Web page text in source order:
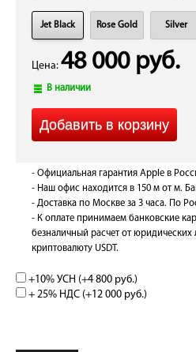
Jet Black Rose Gold Silver
Цена: 48 000 руб.
В наличии
- Официальная гарантия Apple в
- Наш офис находится в 150 м от м.
- Доставка по Москве за 3 часа. По
- К оплате принимаем банковские
безналичный расчет от
криптовалюту USDT.
+10% УСН (+4 800 руб.)
+ 25% НДС (+12 000 руб.)